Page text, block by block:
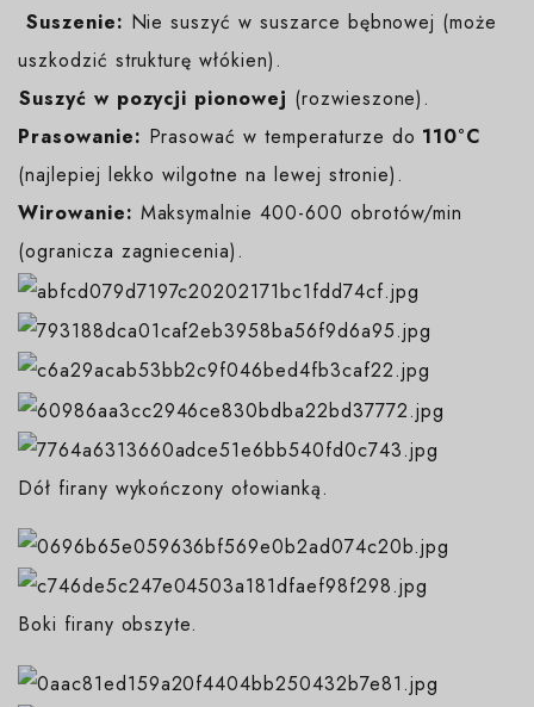
Suszenie: Nie suszyć w suszarce bębnowej (może
uszkodzić strukturę włókien).
️Suszyć w pozycji pionowej (rozwieszone).
Prasowanie: Prasować w temperaturze do 110°C
(najlepiej lekko wilgotne na lewej stronie).
Wirowanie: Maksymalnie 400-600 obrotów/min
(ogranicza zagniecenia).
Dół firany wykończony ołowianką.
Boki firany obszyte.